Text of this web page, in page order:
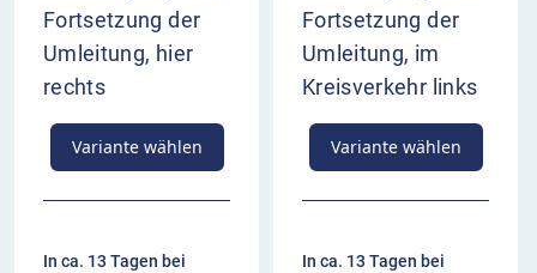
Fortsetzung der
Umleitung, hier
rechts
Variante wählen
In ca. 13 Tagen bei
Fortsetzung der
Umleitung, im
Kreisverkehr links
Variante wählen
In ca. 13 Tagen bei